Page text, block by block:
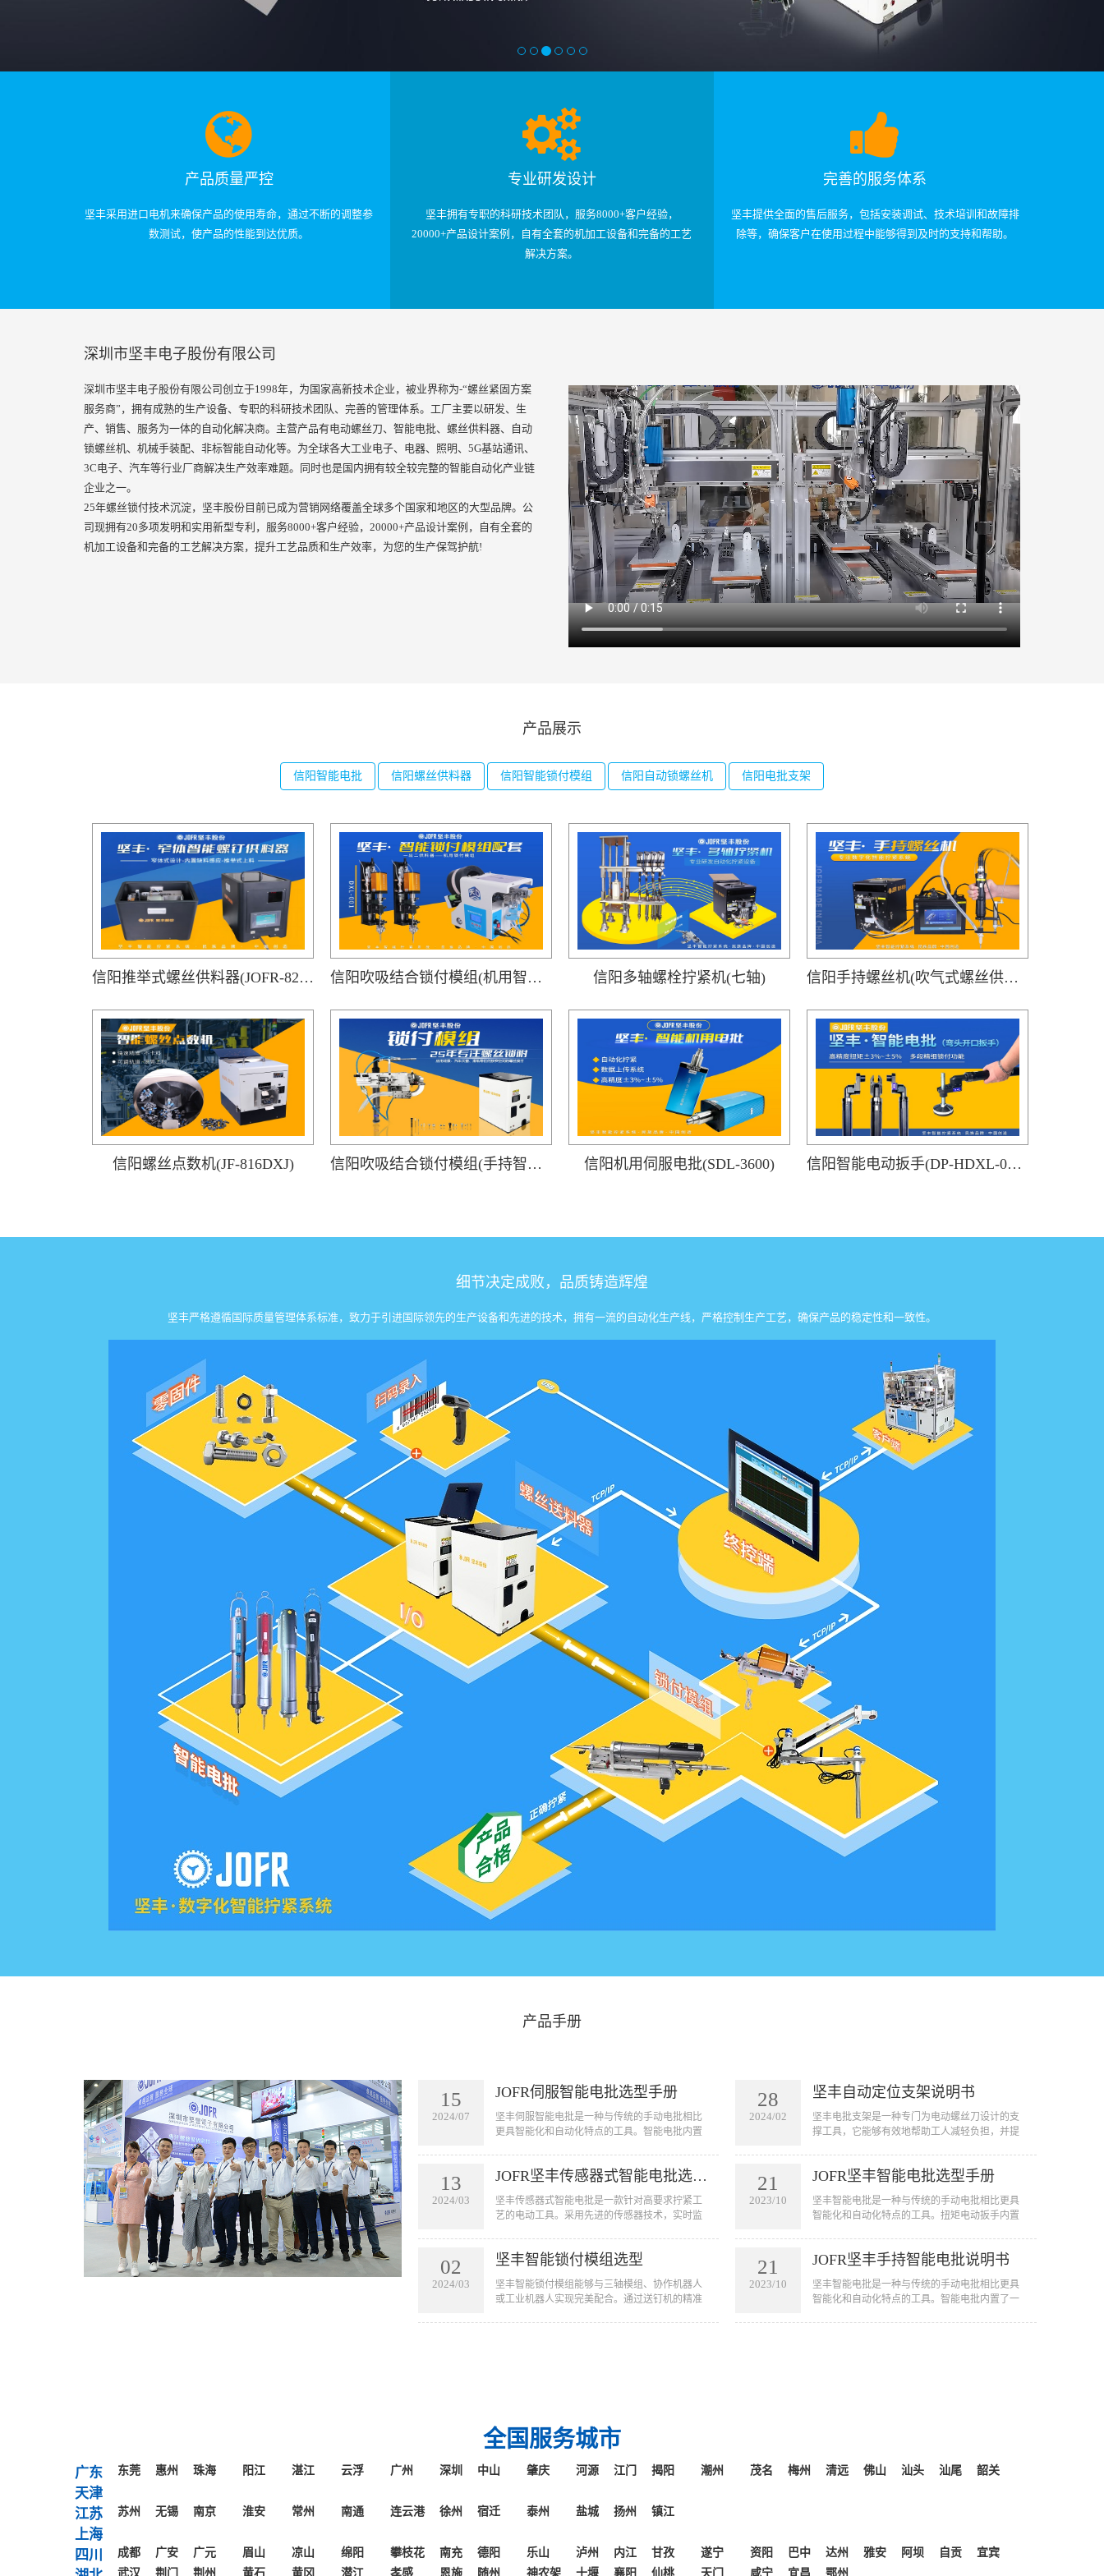
产品质量严控
坚丰采用进口电机来确保产品的使用寿命，通过不断的调整参
数测试，使产品的性能到达优质。
专业研发设计
坚丰拥有专职的科研技术团队，服务8000+客户经验，
20000+产品设计案例，自有全套的机加工设备和完备的工艺
解决方案。
完善的服务体系
坚丰提供全面的售后服务，包括安装调试、技术培训和故障排
除等，确保客户在使用过程中能够得到及时的支持和帮助。
深圳市坚丰电子股份有限公司
深圳市坚丰电子股份有限公司创立于1998年，为国家高新技术企业，被业界称为-“螺丝紧固方案
服务商”，拥有成熟的生产设备、专职的科研技术团队、完善的管理体系。工厂主要以研发、生
产、销售、服务为一体的自动化解决商。主营产品有电动螺丝刀、智能电批、螺丝供料器、自动
锁螺丝机、机械手装配、非标智能自动化等。为全球各大工业电子、电器、照明、5G基站通讯、
3C电子、汽车等行业厂商解决生产效率难题。同时也是国内拥有较全较完整的智能自动化产业链
企业之一。
25年螺丝锁付技术沉淀，坚丰股份目前已成为营销网络覆盖全球多个国家和地区的大型品牌。公
司现拥有20多项发明和实用新型专利，服务8000+客户经验，20000+产品设计案例，自有全套的
机加工设备和完备的工艺解决方案，提升工艺品质和生产效率，为您的生产保驾护航!
产品展示
信阳智能电批 信阳螺丝供料器 信阳智能锁付模组 信阳自动锁螺丝机 信阳电批支架
信阳推举式螺丝供料器(JOFR-828MS) 信阳吹吸结合锁付模组(机用智能电批DP-DXL-001搭载吹气式螺丝供料器DWS-102) 信阳多轴螺栓拧紧机(七轴) 信阳手持螺丝机(吹气式螺丝供料器JOFR-816MC搭载手持智能电批DP-HXL-003)
信阳螺丝点数机(JF-816DXJ) 信阳吹吸结合锁付模组(手持智能电批DP-HDXL-008-W搭载阶梯式自动送钉机) 信阳机用伺服电批(SDL-3600) 信阳智能电动扳手(DP-HDXL-008-K)
细节决定成败，品质铸造辉煌
坚丰严格遵循国际质量管理体系标准，致力于引进国际领先的生产设备和先进的技术，拥有一流的自动化生产线，严格控制生产工艺，确保产品的稳定性和一致性。
产品手册
15
2024/07
JOFR伺服智能电批选型手册
坚丰伺服智能电批是一种与传统的手动电批相比
更具智能化和自动化特点的工具。智能电批内置
家电等行业的装配线上，用于拧紧各种大小型号
率，节省人力成本，还可以减少由于人为因素引
起的误操作和质量问题。
13
2024/03
JOFR坚丰传感器式智能电批选型手册
坚丰传感器式智能电批是一款针对高要求拧紧工
艺的电动工具。采用先进的传感器技术，实时监
锁付来确保产品的质量。广泛应用于新能源、光
02
2024/03
坚丰智能锁付模组选型
坚丰智能锁付模组能够与三轴模组、协作机器人
或工业机器人实现完美配合。通过送钉机的精准
28
2024/02
坚丰自动定位支架说明书
坚丰电批支架是一种专门为电动螺丝刀设计的支
撑工具，它能够有效地帮助工人减轻负担，并提
手握工具的疲劳和不便。
21
2023/10
JOFR坚丰智能电批选型手册
坚丰智能电批是一种与传统的手动电批相比更具
智能化和自动化特点的工具。扭矩电动扳手内置
家电等行业的装配线上，用于拧紧各种大小型号
效率，节省人力成本，还可以减少由于人为因素
引起的误操作和质量问题。
21
2023/10
JOFR坚丰手持智能电批说明书
坚丰智能电批是一种与传统的手动电批相比更具
智能化和自动化特点的工具。智能电批内置了一
全国服务城市
广东 东莞 惠州 珠海 阳江 湛江 云浮 广州 深圳 中山 肇庆 河源 江门 揭阳 潮州 茂名 梅州 清远 佛山 汕头 汕尾 韶关
天津
江苏
苏州 无锡 南京 淮安 常州 南通 连云港 徐州 宿迁 泰州 盐城 扬州 镇江
上海
四川
成都 广安 广元 眉山 凉山 绵阳 攀枝花 南充 德阳 乐山 泸州 内江 甘孜 遂宁 资阳 巴中 达州 雅安 阿坝 自贡 宜宾
武汉 荆门 荆州 黄石 黄冈 潜江 孝感 恩施 随州 神农架 十堰 襄阳 仙桃 天门 咸宁 宜昌 鄂州